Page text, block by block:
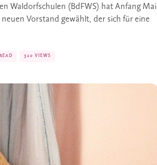
Waldorfschulen (BdFWS) hat Anfang Mai
Vorstand gewählt, der sich für eine
320 VIEWS